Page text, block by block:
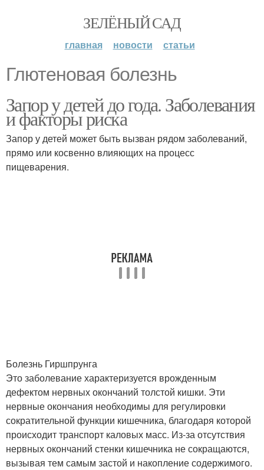
ЗЕЛЁНЫЙ САД
главная новости статьи
Глютеновая болезнь
Запор у детей до года. Заболевания
и факторы риска
Запор у детей может быть вызван рядом заболеваний,
прямо или косвенно влияющих на процесс
пищеварения.
Болезнь Гиршпрунга
Это заболевание характеризуется врожденным
дефектом нервных окончаний толстой кишки. Эти
нервные окончания необходимы для регулировки
сократительной функции кишечника, благодаря которой
происходит транспорт каловых масс. Из-за отсутствия
нервных окончаний стенки кишечника не сокращаются,
вызывая тем самым застой и накопление содержимого.